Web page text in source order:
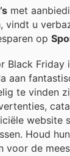
met
vindt u
op
Black
aan
te vinden
website
Houd
voor de